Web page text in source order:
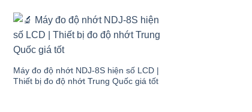
Máy đo độ nhớt NDJ-8S hiện số LCD |
Thiết bị đo độ nhớt Trung Quốc giá tốt